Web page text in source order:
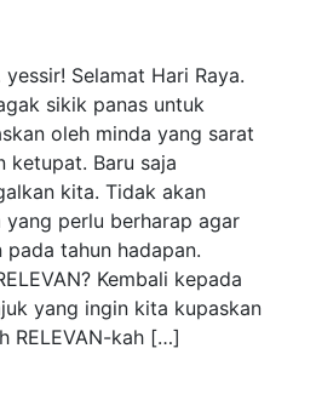
Selamat Hari Raya.
sikik panas untuk
oleh minda yang sarat
ketupat. Baru saja
kita. Tidak akan
perlu berharap agar
tahun hadapan.
Kembali kepada
yang ingin kita kupaskan
RELEVAN-kah […]